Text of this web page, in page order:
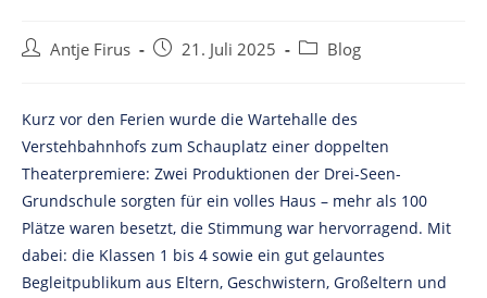
PostAntje Firus
Post 21. Juli 2025
Post Blog
Kurz vor den Ferien wurde die Wartehalle des
Verstehbahnhofs zum Schauplatz einer doppelten
Theaterpremiere: Zwei Produktionen der Drei-Seen-
Grundschule sorgten für ein volles Haus – mehr als 100
Plätze waren besetzt, die Stimmung war hervorragend. Mit
dabei: die Klassen 1 bis 4 sowie ein gut gelauntes
Begleitpublikum aus Eltern, Geschwistern, Großeltern und